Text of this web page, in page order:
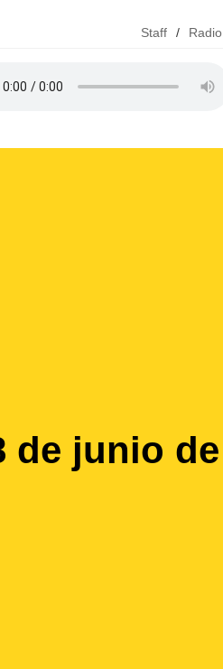
Staff / Radio
de junio de